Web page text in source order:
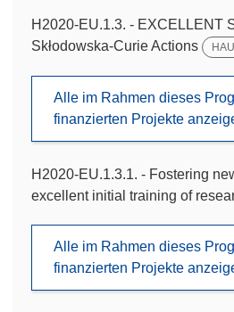
H2020-EU.1.3. - EXCELLENT
Skłodowska-Curie Actions
Alle im Rahmen dieses
finanzierten Projekte
H2020-EU.1.3.1. - Fostering
excellent initial training of
Alle im Rahmen dieses
finanzierten Projekte